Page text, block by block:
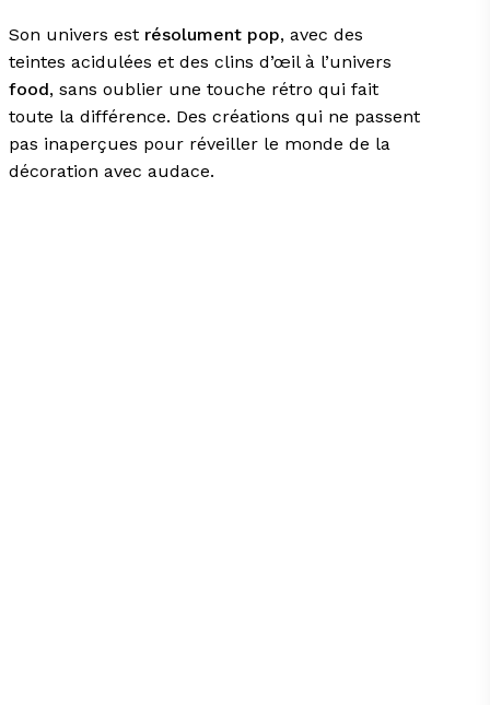
Son univers est résolument pop, avec des
teintes acidulées et des clins d’œil à l’univers
food, sans oublier une touche rétro qui fait
toute la différence. Des créations qui ne passent
pas inaperçues pour réveiller le monde de la
décoration avec audace.